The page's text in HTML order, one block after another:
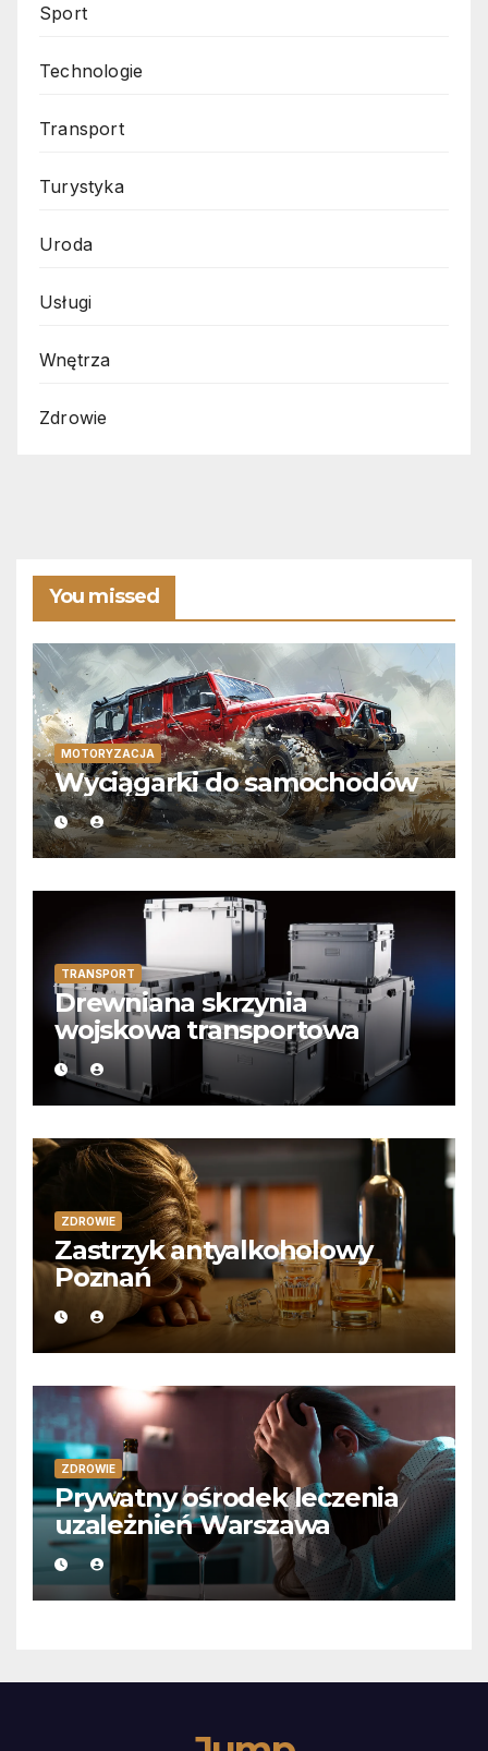
Sport
Technologie
Transport
Turystyka
Uroda
Usługi
Wnętrza
Zdrowie
You missed
MOTORYZACJA
Wyciągarki do samochodów
TRANSPORT
Drewniana skrzynia
wojskowa transportowa
ZDROWIE
Zastrzyk antyalkoholowy
Poznań
ZDROWIE
Prywatny ośrodek leczenia
uzależnień Warszawa